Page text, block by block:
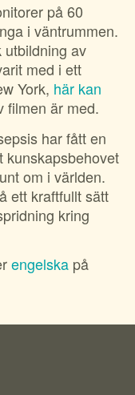
på 60
i väntrummen.
utbildning av
med i ett
York, här kan
filmen är med.
har fått en
kunskapsbehovet
om i världen.
ett kraftfullt sätt
kring
engelska på